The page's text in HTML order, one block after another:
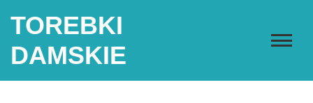
TOREBKI
DAMSKIE